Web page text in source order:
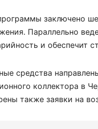
заключено
Параллельно
и обеспечит
средства
коллектора в
также заявки на